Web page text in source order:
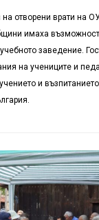
отворени врати на
имаха възможност
заведение.
на учениците и
и